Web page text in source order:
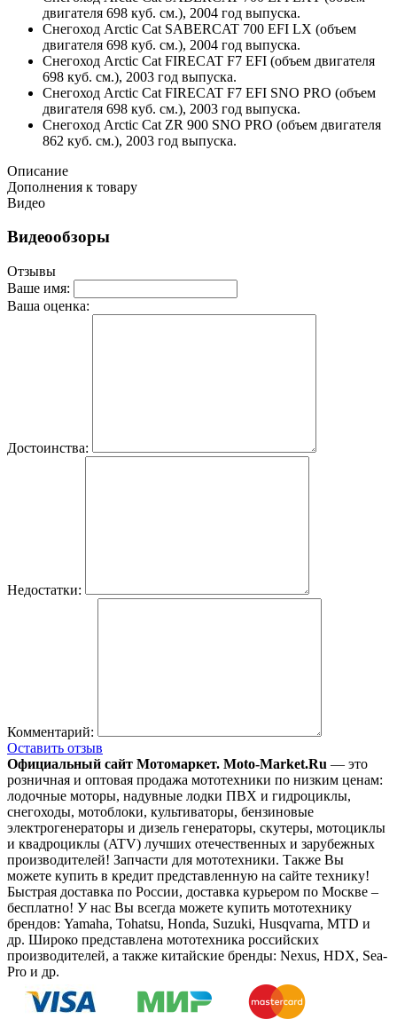
двигателя 698 куб. см.), 2004 год выпуска.
Снегоход Arctic Cat SABERCAT 700 EFI LX (объем
двигателя 698 куб. см.), 2004 год выпуска.
Снегоход Arctic Cat FIRECAT F7 EFI (объем двигателя
698 куб. см.), 2003 год выпуска.
Снегоход Arctic Cat FIRECAT F7 EFI SNO PRO (объем
двигателя 698 куб. см.), 2003 год выпуска.
Снегоход Arctic Cat ZR 900 SNO PRO (объем двигателя
862 куб. см.), 2003 год выпуска.
Описание
Дополнения к товару
Видео
Видеообзоры
Отзывы
Ваше имя:
Ваша оценка:
Достоинства:
Недостатки:
Комментарий:
Оставить отзыв
Официальный сайт Мотомаркет. Moto-Market.Ru — это
розничная и оптовая продажа мототехники по низким ценам:
лодочные моторы, надувные лодки ПВХ и гидроциклы,
снегоходы, мотоблоки, культиваторы, бензиновые
электрогенераторы и дизель генераторы, скутеры, мотоциклы
и квадроциклы (ATV) лучших отечественных и зарубежных
производителей! Запчасти для мототехники. Также Вы
можете купить в кредит представленную на сайте технику!
Быстрая доставка по России, доставка курьером по Москве –
бесплатно! У нас Вы всегда можете купить мототехнику
брендов: Yamaha, Tohatsu, Honda, Suzuki, Husqvarna, MTD и
др. Широко представлена мототехника российских
производителей, а также китайские бренды: Nexus, HDX, Sea-
Pro и др.